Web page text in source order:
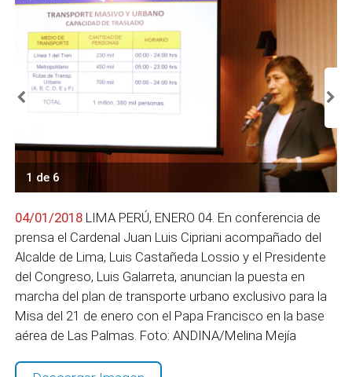
1 de 6
04/01/2018 LIMA PERÚ, ENERO 04. En conferencia de
prensa el Cardenal Juan Luis Cipriani acompañado del
Alcalde de Lima, Luis Castañeda Lossio y el Presidente
del Congreso, Luis Galarreta, anuncian la puesta en
marcha del plan de transporte urbano exclusivo para la
Misa del 21 de enero con el Papa Francisco en la base
aérea de Las Palmas. Foto: ANDINA/Melina Mejía